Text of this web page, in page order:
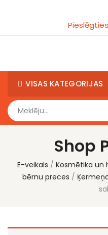
Pieslēgties
VISAS KATEGORIJAS
Shop
E-veikals Kosmētika un
bērnu preces